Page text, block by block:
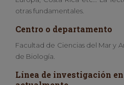
otras fundamentales.
Centro o departamento
Facultad de Ciencias del Mar y
de Biología.
Línea de investigación